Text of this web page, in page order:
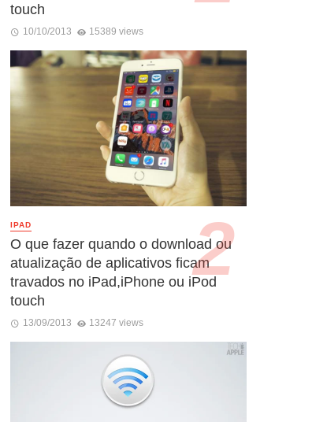
touch
10/10/2013 15389 views
IPAD
O que fazer quando o download ou
atualização de aplicativos ficam
travados no iPad,iPhone ou iPod
touch
13/09/2013 13247 views